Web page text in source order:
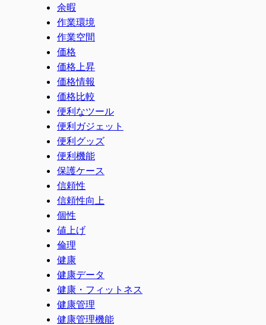
余暇
作業環境
作業空間
価格
価格上昇
価格情報
価格比較
便利なツール
便利ガジェット
便利グッズ
便利機能
保護ケース
信頼性
信頼性向上
個性
値上げ
倫理
健康
健康データ
健康・フィットネス
健康管理
健康管理機能